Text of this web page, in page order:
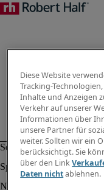
Diese Website
Tracking-
Inhalte und Anzeigen
Verkehr auf unserer
Informationen über
unsere Partner für
weiter. Sollten wir ein
berücksichtigt. Sie
über den Link
Daten nichtablehnen.